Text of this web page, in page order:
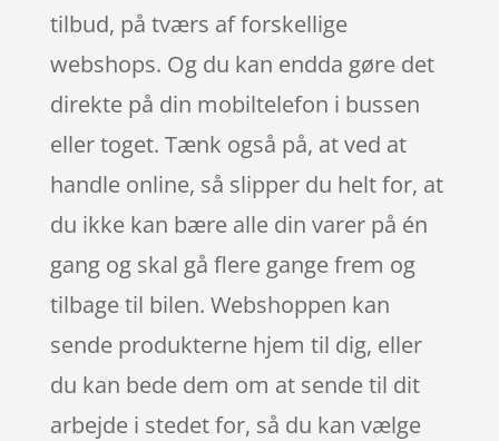
tilbud, på tværs af forskellige
webshops. Og du kan endda gøre det
direkte på din mobiltelefon i bussen
eller toget. Tænk også på, at ved at
handle online, så slipper du helt for, at
du ikke kan bære alle din varer på én
gang og skal gå flere gange frem og
tilbage til bilen. Webshoppen kan
sende produkterne hjem til dig, eller
du kan bede dem om at sende til dit
arbejde i stedet for, så du kan vælge